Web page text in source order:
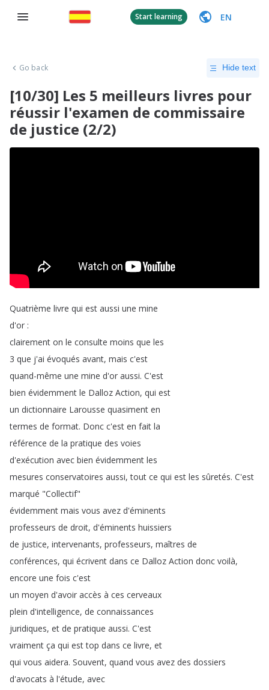
Start learning EN
Go back Hide text
[10/30] Les 5 meilleurs livres pour
réussir l'examen de commissaire
de justice (2/2)
Quatrième livre qui est aussi une mine
d'or :
clairement on le consulte moins que les
3 que j'ai évoqués avant, mais c'est
quand-même une mine d'or aussi. C'est
bien évidemment le Dalloz Action, qui est
un dictionnaire Larousse quasiment en
termes de format. Donc c'est en fait la
référence de la pratique des voies
d'exécution avec bien évidemment les
mesures conservatoires aussi,tout ce qui est les sûretés. C'est
marqué "Collectif"
évidemment mais vous avez d'éminents
professeurs de droit, d'éminents huissiers
de justice, intervenants, professeurs, maîtres de
conférences, qui écrivent dans ce Dalloz Action donc voilà,
encore une fois c'est
un moyen d'avoir accès à ces cerveaux
plein d'intelligence, de connaissances
juridiques, et de pratique aussi. C'est
vraiment ça qui est top dans ce livre, et
qui vous aidera. Souvent, quand vous avez des dossiers
d'avocats à l'étude, avec